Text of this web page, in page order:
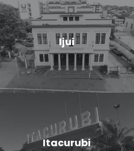
Ijui
Itacurubi